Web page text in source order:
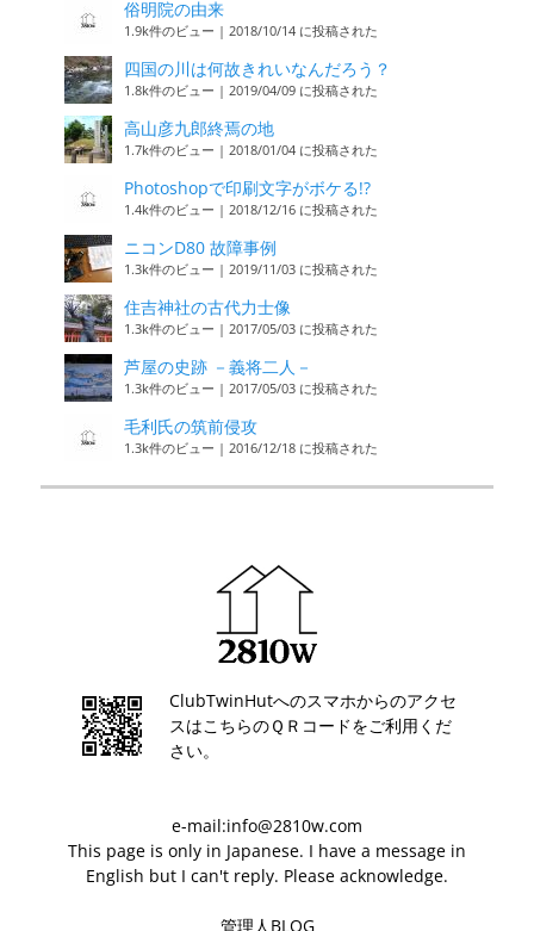
俗明院の由来
1.9k件のビュー | 2018/10/14 に投稿された
四国の川は何故きれいなんだろう？
1.8k件のビュー | 2019/04/09 に投稿された
高山彦九郎終焉の地
1.7k件のビュー | 2018/01/04 に投稿された
Photoshopで印刷文字がボケる!?
1.4k件のビュー | 2018/12/16 に投稿された
ニコンD80 故障事例
1.3k件のビュー | 2019/11/03 に投稿された
住吉神社の古代力士像
1.3k件のビュー | 2017/05/03 に投稿された
芦屋の史跡 －義将二人－
1.3k件のビュー | 2017/05/03 に投稿された
毛利氏の筑前侵攻
1.3k件のビュー | 2016/12/18 に投稿された
ClubTwinHutへのスマホからのアクセ
スはこちらのＱＲコードをご利用くだ
さい。
e-mail:info@2810w.com
This page is only in Japanese. I have a message in
English but I can't reply. Please acknowledge.
管理人BLOG